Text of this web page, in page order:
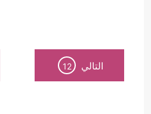
التالي 12